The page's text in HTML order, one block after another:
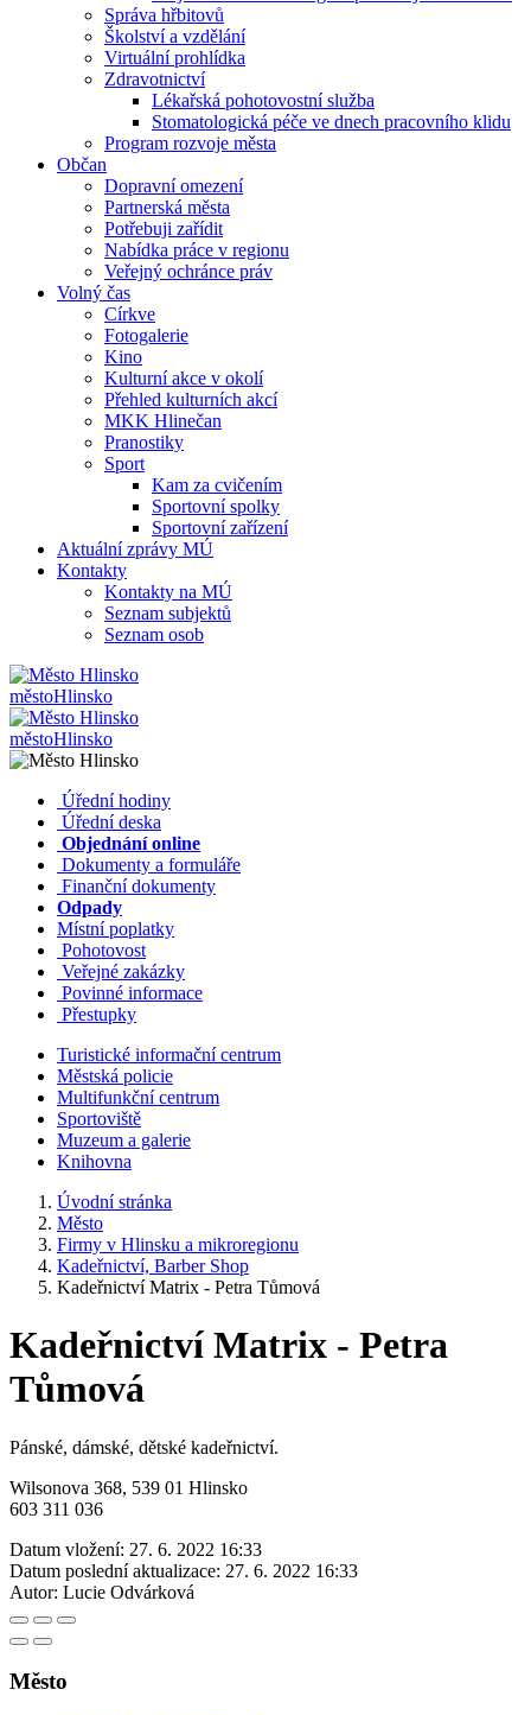
Správa hřbitovů
Školství a vzdělání
Virtuální prohlídka
Zdravotnictví
Lékařská pohotovostní služba
Stomatologická péče ve dnech pracovního klidu
Program rozvoje města
Občan
Dopravní omezení
Partnerská města
Potřebuji zařídit
Nabídka práce v regionu
Veřejný ochránce práv
Volný čas
Církve
Fotogalerie
Kino
Kulturní akce v okolí
Přehled kulturních akcí
MKK Hlinečan
Pranostiky
Sport
Kam za cvičením
Sportovní spolky
Sportovní zařízení
Aktuální zprávy MÚ
Kontakty
Kontakty na MÚ
Seznam subjektů
Seznam osob
městoHlinsko
městoHlinsko
Úřední hodiny
Úřední deska
Objednání online
Dokumenty a formuláře
Finanční dokumenty
Odpady
Místní poplatky
Pohotovost
Veřejné zakázky
Povinné informace
Přestupky
Turistické informační centrum
Městská policie
Multifunkční centrum
Sportoviště
Muzeum a galerie
Knihovna
Úvodní stránka
Město
Firmy v Hlinsku a mikroregionu
Kadeřnictví, Barber Shop
Kadeřnictví Matrix - Petra Tůmová
Kadeřnictví Matrix - Petra
Tůmová
Pánské, dámské, dětské kadeřnictví.
Wilsonova 368, 539 01 Hlinsko
603 311 036
Datum vložení: 27. 6. 2022 16:33
Datum poslední aktualizace: 27. 6. 2022 16:33
Autor: Lucie Odvárková
Město